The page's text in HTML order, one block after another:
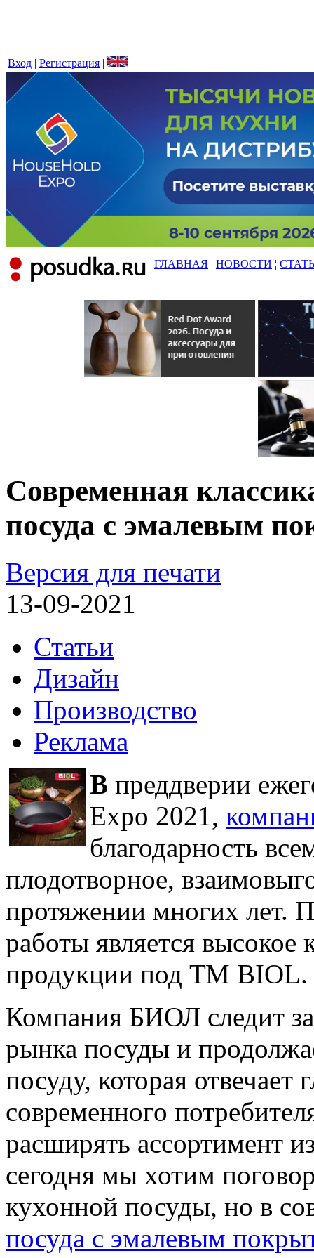
Вход | Регистрация |
ГЛАВНАЯ ¦ НОВОСТИ ¦
Современная
посуда с эмалевым
Версия для печати
13-09-2021
Статьи
Дизайн
Производство
Реклама
В преддверии
Expo 2021,
благодарность
плодотворное,
протяжении многих лет.
работы является высокое
продукции под ТМ BIOL.
Компания БИОЛ следит
рынка посуды и
посуду, которая
современного
расширять ассортимент
сегодня мы хотим
кухонной посуды, но в
посуда с эмалевым